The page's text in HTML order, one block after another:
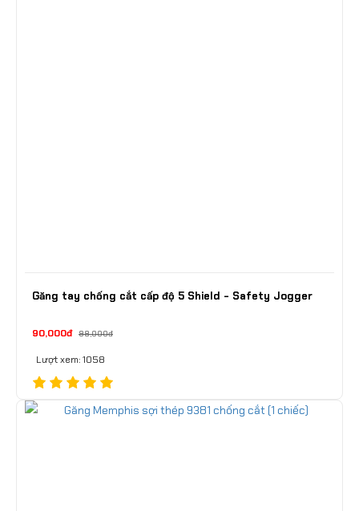
Găng tay chống cắt cấp độ 5 Shield - Safety Jogger
90,000đ 98,000đ
Lượt xem: 1058